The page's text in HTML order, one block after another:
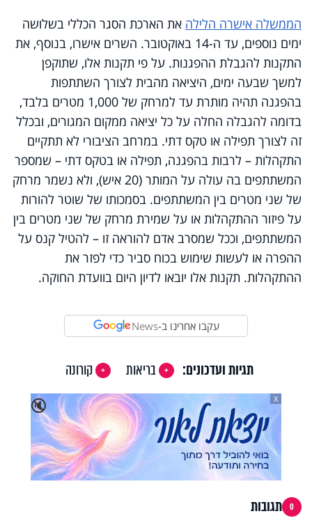
הממשלה אישרה הלילה את הארכת הסגר הכללי בשלושה
ימים נוספים, עד ה-14 באוקטובר. השרים אישרו, בנוסף, את
התקנות להגבלת ההפגנות. על פי תקנות אלו, שתוקפן
למשך שבעה ימים, היציאה מהבית לצורך השתתפות
בהפגנה תהיה מותרת עד למרחק של 1,000 מטרים בלבד,
בדומה להגבלה החלה על כל יציאה ממקום המגורים, ובכלל
זה לצורך תפילה או טקס דתי. במרחב הציבורי לא תתקיים
התקהלות – לרבות בהפגנה, תפילה או בטקס דתי – שמספר
המשתתפים בה עולה על המותר (20 איש), ולא נשמר מרחק
של שני מטרים בין המשתתפים. בסמכותו של שוטר להורות
על פיזור ההתקהלות או על שמירת מרחק של שני מטרים בין
המשתתפים, וככל שמסרב אדם להוראה זו – להטיל קנס על
ההפרה או לעשות שימוש בכוח סביר כדי לפזר את
ההתקהלות. תקנות אלו יובאו לדיון היום בוועדת החוקה.
עקבו אחרינו ב-News
תגיות ועדכונים: בריאות
קורונה
🔇
X
0 תגובות